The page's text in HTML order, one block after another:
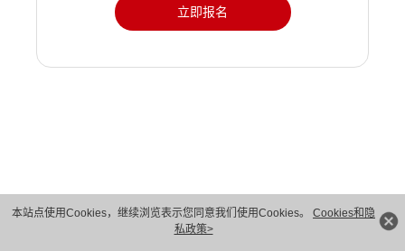
本站点使用Cookies，继续浏览表示您同意我们使用Cookies。 Cookies和隐
私政策>
立即报名
版权所有 © 华为技术有限公司 1998-2026。 保留一切权利。粤A2-20044005号
隐私保护
法律声明